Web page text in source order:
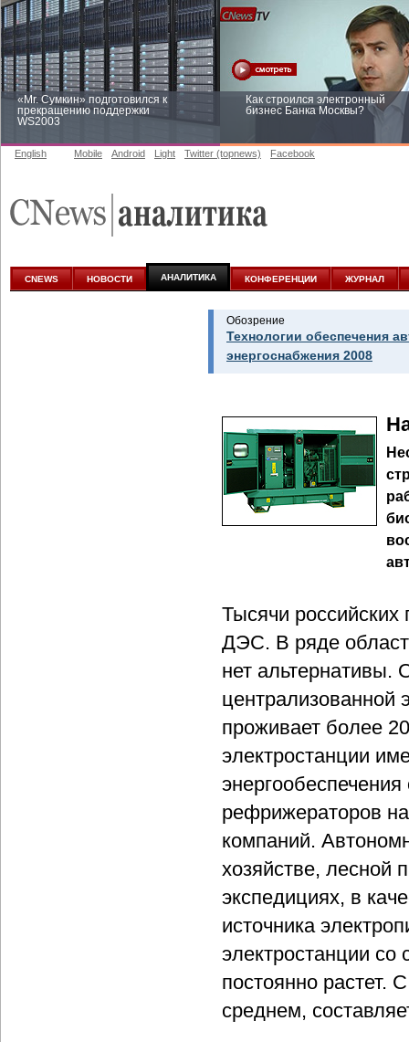
«Mr. Сумкин» подготовился к
прекращению поддержки
WS2003
Как строился электронный
бизнес Банка Москвы?
аналитике
English Mobile Android Light Twitter (topnews) Facebook
CNEWS НОВОСТИ АНАЛИТИКА КОНФЕРЕНЦИИ ЖУРНАЛ
Обозрение
Технологии обеспечения
энергоснабжения 2008
Тысячи российских
ДЭС. В ряде
нет
централизованной
проживает более
электростанции
рефрижераторов
компаний.
хозяйстве, лесной
экспедициях, в
источника
электростанции со
постоянно растет.
среднем,